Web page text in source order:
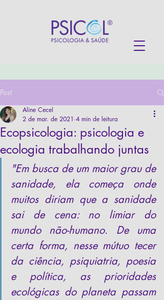
Post
Ecopsicologia: psicologia e
ecologia trabalhando juntas
Aline Cecel
2 de mar. de 2021 4 min de leitura
"Em busca de um maior grau de
sanidade, ela começa onde
muitos diriam que a sanidade
sai de cena: no limiar do
mundo não-humano. De uma
certa forma, nesse mútuo tecer
da ciência, psiquiatria, poesia
e política, as prioridades
ecológicas do planeta passam